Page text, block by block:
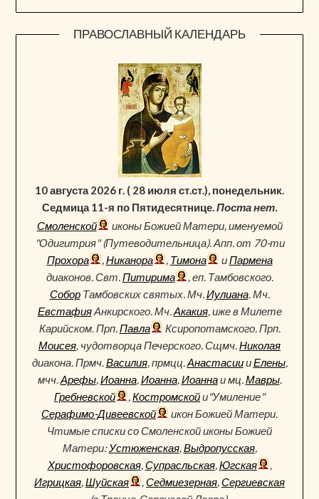
ПРАВОСЛАВНЫЙ КАЛЕНДАРЬ
10 августа 2026 г. ( 28 июля ст.ст.), понедельник.
Седмица 11-я по Пятидесятнице.Поста нет.
Смоленской
иконы Божией Матери, именуемой
"Одигитрия" (Путеводительница). Апп. от 70-ти
Прохора
,Никанора , Тимона иПармена
диаконов. Свт.Питирима
, еп. Тамбовского.
СоборТамбовских святых. Мч.Иулиана. Мч.
ЕвстафияАнкирского. Мч.Акакия, иже в Милете
Карийском. Прп.Павла
Ксиропотамского. Прп.
Моисея, чудотворца Печерского. Сщмч.Николая
диакона. Прмч.Василия, прмцц.АнастасиииЕлены,
мчч.Арефы,Иоанна,Иоанна,Иоаннаи мц.Мавры.
Гребневской
,Костромскойи"Умиление"
Серафимо-Дивеевской
икон Божией Матери.
Чтимые списки со Смоленской иконы Божией
Матери:Устюженская,Выдропусская,
Христофоровская,Супрасльская,Югская
,
Игрицкая,Шуйская ,Седмиезерная,Сергиевская